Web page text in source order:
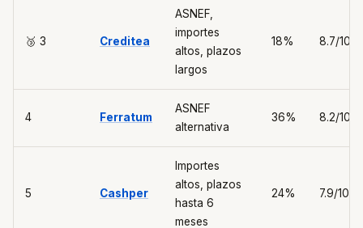
🥉 3 Creditea
ASNEF,
importes
altos, plazos
largos
18% 8.7/10
4 Ferratum
ASNEF
alternativa
36% 8.2/10
5 Cashper
Importes
altos, plazos
hasta 6
meses
24% 7.9/10